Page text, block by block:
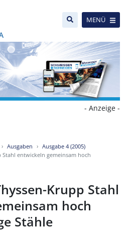
MENÜ
- Anzeige -
Ausgaben
Ausgabe 4 (2005)
entwickeln gemeinsam hoch
Krupp Stahl
hoch
Stähle